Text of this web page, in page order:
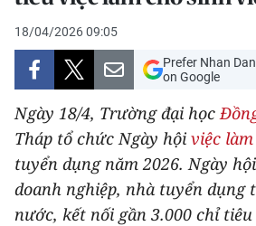
KINH TẾ
VĂN HÓA
XÃ HỘI
PHÁP LUẬT
DU LỊCH
18/04/2026 09:05
Prefer Nhan Dan
on Google
Ngày 18/4, Trường đại học
Tháp tổ chức Ngày hội việc làm
tuyển dụng năm 2026. Ngày
doanh nghiệp, nhà tuyển dụng
nước, kết nối gần 3.000 chỉ